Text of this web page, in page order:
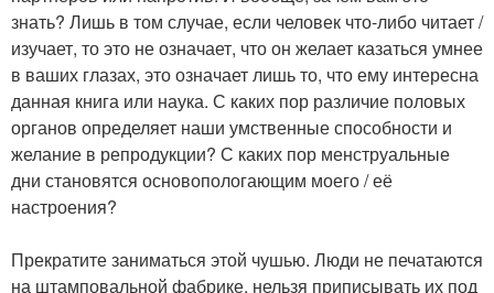
знать? Лишь в том случае, если человек что-либо читает /
изучает, то это не означает, что он желает казаться умнее
в ваших глазах, это означает лишь то, что ему интересна
данная книга или наука. С каких пор различие половых
органов определяет наши умственные способности и
желание в репродукции? С каких пор менструальные
дни становятся основопологающим моего / её
настроения?
Прекратите заниматься этой чушью. Люди не печатаются
на штамповальной фабрике, нельзя приписывать их под